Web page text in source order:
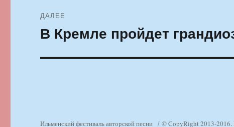
ДАЛЕЕ
Следующая
запись:
В Кремле пройдет
Ильменский фестиваль авторской песни © CopyRight 2013-2016.